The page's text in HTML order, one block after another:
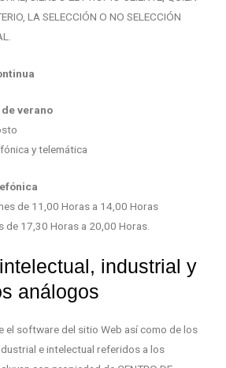
LA SELECCIÓN O NO SELECCIÓN
verano
y telemática
de 11,00 Horas a 14,00 Horas
de 17,30 Horas a 20,00 Horas.
industrial y
análogos
el software del sitio Web así como de los
e intelectual referidos a los